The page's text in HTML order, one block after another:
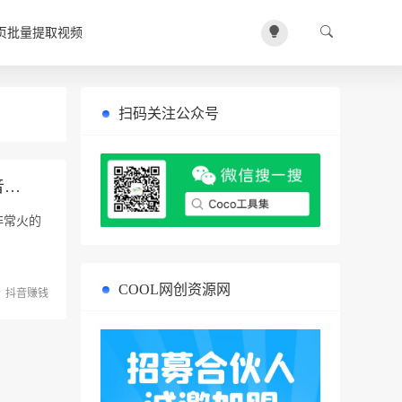
批量提取视频
…
常火的
抖音赚钱
扫码关注公众号
COOL网创资源网